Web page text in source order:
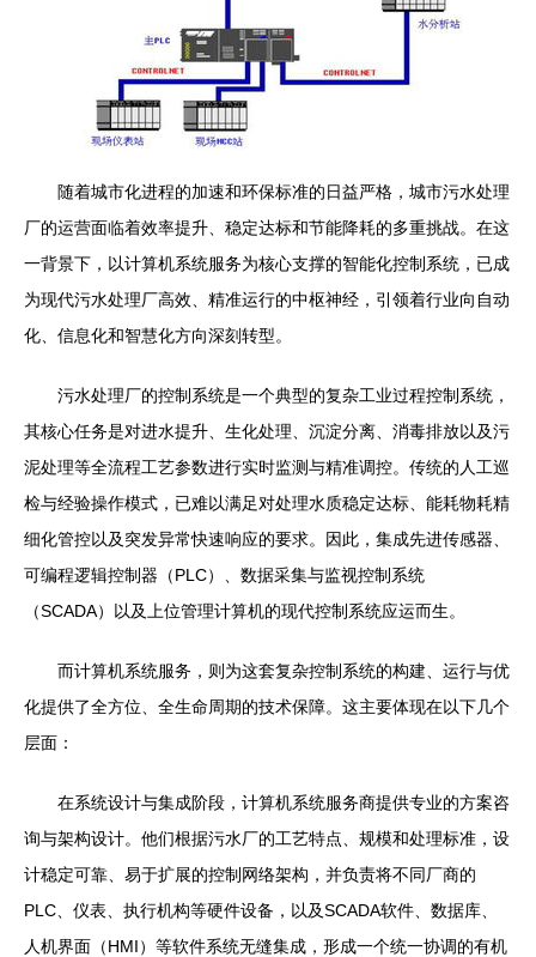
随着城市化进程的加速和环保标准的日益严格，城市污水处理
厂的运营面临着效率提升、稳定达标和节能降耗的多重挑战。在这
一背景下，以计算机系统服务为核心支撑的智能化控制系统，已成
为现代污水处理厂高效、精准运行的中枢神经，引领着行业向自动
化、信息化和智慧化方向深刻转型。
污水处理厂的控制系统是一个典型的复杂工业过程控制系统，
其核心任务是对进水提升、生化处理、沉淀分离、消毒排放以及污
泥处理等全流程工艺参数进行实时监测与精准调控。传统的人工巡
检与经验操作模式，已难以满足对处理水质稳定达标、能耗物耗精
细化管控以及突发异常快速响应的要求。因此，集成先进传感器、
可编程逻辑控制器（PLC）、数据采集与监视控制系统
（SCADA）以及上位管理计算机的现代控制系统应运而生。
而计算机系统服务，则为这套复杂控制系统的构建、运行与优
化提供了全方位、全生命周期的技术保障。这主要体现在以下几个
层面：
在系统设计与集成阶段，计算机系统服务商提供专业的方案咨
询与架构设计。他们根据污水厂的工艺特点、规模和处理标准，设
计稳定可靠、易于扩展的控制网络架构，并负责将不同厂商的
PLC、仪表、执行机构等硬件设备，以及SCADA软件、数据库、
人机界面（HMI）等软件系统无缝集成，形成一个统一协调的有机